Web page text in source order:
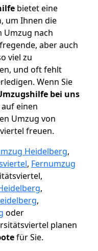
bietet eine
um Ihnen die
Umzug nach
aber auch
viel zu
und oft fehlt
Wenn Sie
bei uns
einen
Umzug von
freuen.
Heidelberg,
, Fernumzug
,
,
oder
planen
für Sie.